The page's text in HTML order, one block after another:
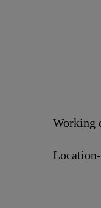
Working